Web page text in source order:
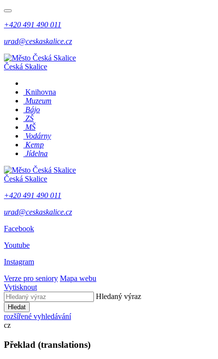
+420 491 490 011
urad@ceskaskalice.cz
Česká Skalice
Knihovna
Muzeum
Bájo
ZŠ
MŠ
Vodárny
Kemp
Jídelna
Česká Skalice
+420 491 490 011
urad@ceskaskalice.cz
Facebook
Youtube
Instagram
Verze pro seniory Mapa webu
Vytisknout
Hledaný výraz
Hledat
rozšířené vyhledávání
cz
Překlad (translations)